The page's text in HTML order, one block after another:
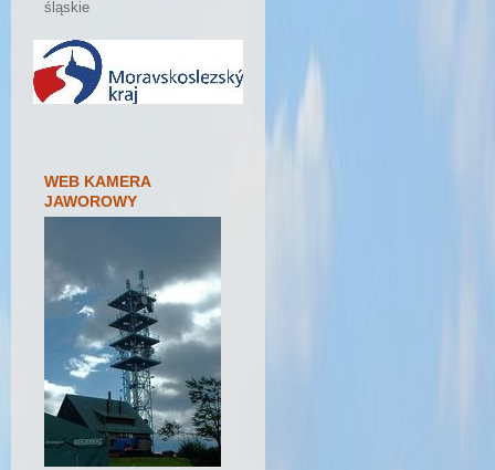
śląskie
WEB KAMERA
JAWOROWY